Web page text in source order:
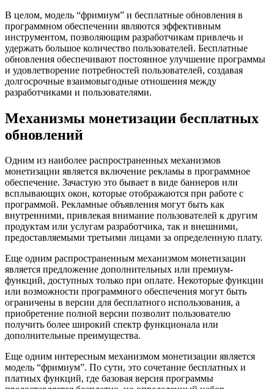
В целом, модель “фримиум” и бесплатные обновления в
программном обеспечении являются эффективным
инструментом, позволяющим разработчикам привлечь и
удержать большое количество пользователей. Бесплатные
обновления обеспечивают постоянное улучшение программы
и удовлетворение потребностей пользователей, создавая
долгосрочные взаимовыгодные отношения между
разработчиками и пользователями.
Механизмы монетизации бесплатных
обновлений
Одним из наиболее распространенных механизмов
монетизации является включение рекламы в программное
обеспечение. Зачастую это бывает в виде баннеров или
всплывающих окон, которые отображаются при работе с
программой. Рекламные объявления могут быть как
внутренними, привлекая внимание пользователей к другим
продуктам или услугам разработчика, так и внешними,
предоставляемыми третьими лицами за определенную плату.
Еще одним распространенным механизмом монетизации
является предложение дополнительных или премиум-
функций, доступных только при оплате. Некоторые функции
или возможности программного обеспечения могут быть
ограничены в версии для бесплатного использования, а
приобретение полной версии позволит пользователю
получить более широкий спектр функционала или
дополнительные преимущества.
Еще одним интересным механизмом монетизации является
модель “фримиум”. По сути, это сочетание бесплатных и
платных функций, где базовая версия программы